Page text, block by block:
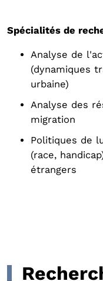
Spécialités de
Analyse de
(dynamiques
urbaine)
Analyse des
migration
Politiques de
(race,
étrangers